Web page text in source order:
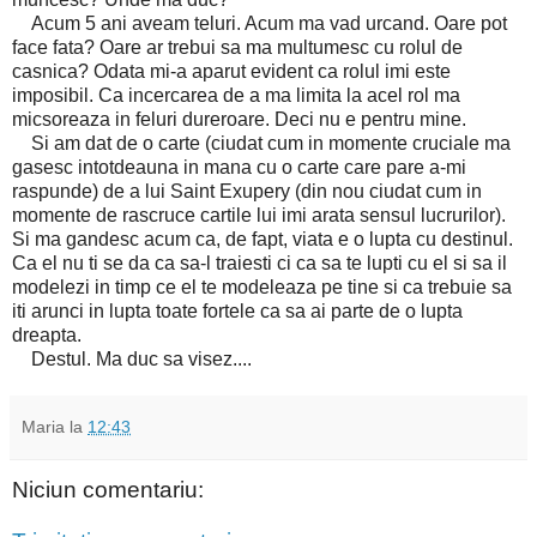
Acum 5 ani aveam teluri. Acum ma vad urcand. Oare pot
face fata? Oare ar trebui sa ma multumesc cu rolul de
casnica? Odata mi-a aparut evident ca rolul imi este
imposibil. Ca incercarea de a ma limita la acel rol ma
micsoreaza in feluri dureroare. Deci nu e pentru mine.
Si am dat de o carte (ciudat cum in momente cruciale ma
gasesc intotdeauna in mana cu o carte care pare a-mi
raspunde) de a lui Saint Exupery (din nou ciudat cum in
momente de rascruce cartile lui imi arata sensul lucrurilor).
Si ma gandesc acum ca, de fapt, viata e o lupta cu destinul.
Ca el nu ti se da ca sa-l traiesti ci ca sa te lupti cu el si sa il
modelezi in timp ce el te modeleaza pe tine si ca trebuie sa
iti arunci in lupta toate fortele ca sa ai parte de o lupta
dreapta.
Destul. Ma duc sa visez....
Maria la 12:43
Niciun comentariu: